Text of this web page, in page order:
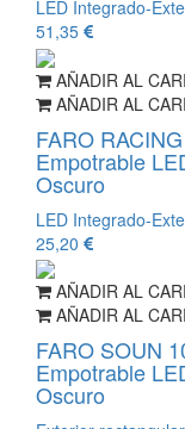
LED Integrado-
51,35
AÑADIR AL
AÑADIR AL
FARO RACING
Empotrable
Oscuro
LED Integrado-
25,20
AÑADIR AL
AÑADIR AL
FARO SOUN
Empotrable
Oscuro